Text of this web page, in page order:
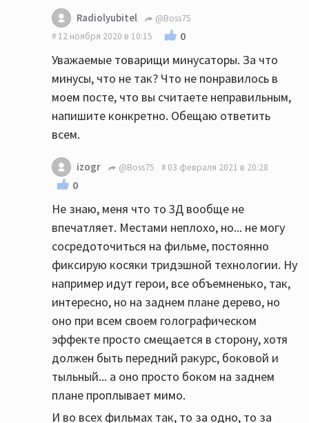
Radiolyubitel
@Boss75
12 ноября 2020 в 10:15
0
Уважаемые товарищи минусаторы. За что
минусы, что не так? Что не понравилось в
моем посте, что вы считаете неправильным,
напишите конкретно. Обещаю ответить
всем.
izogr @Boss75 03 февраля 2021 в 20:28
0
Не знаю, меня что то 3Д вообще не
впечатляет. Местами неплохо, но... не могу
сосредоточиться на фильме, постоянно
фиксирую косяки тридэшной технологии. Ну
например идут герои, все объемненько, так,
интересно, но на заднем плане дерево, но
оно при всем своем голографическом
эффекте просто смещается в сторону, хотя
должен быть передний ракурс, боковой и
тыльный... а оно просто боком на заднем
плане проплывает мимо.
И во всех фильмах так, то за одно, то за